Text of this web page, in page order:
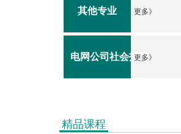
其他专业 更多》
电网公司社会招聘
更多》
精品课程